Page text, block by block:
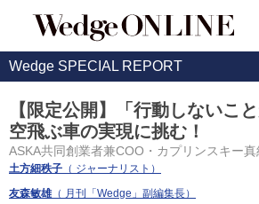
Wedge SPECIAL REPORT
【限定公開】「行動しないこ
空飛ぶ車の実現に挑む！
ASKA共同創業者兼COO・カプリンスキー
土方細秩子 （ ジャーナリスト）
友森敏雄（ 月刊「Wedge」副編集長）